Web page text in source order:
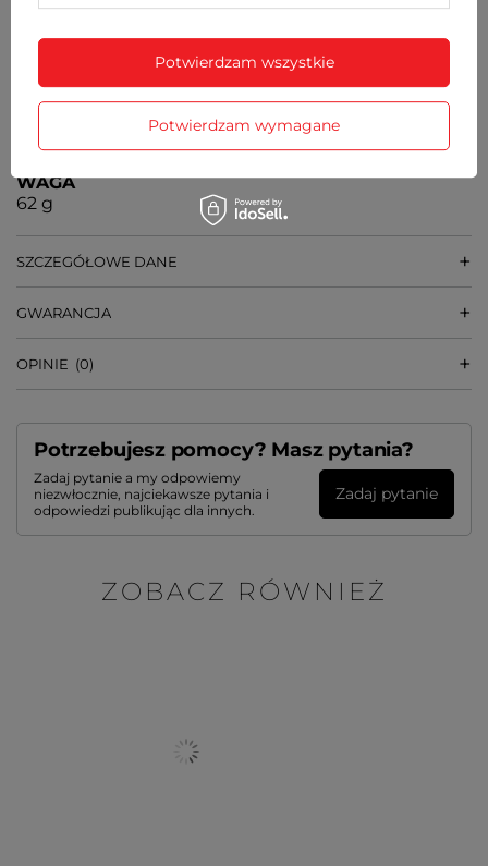
GRUBOŚĆ KOPERTY
ŚREDNICA SZKIEŁKA
36 mm
SZEROKOŚĆ BRANSOLETY PRZY KOPERCIE
18 mm
WAGA
62 g
SZCZEGÓŁOWE DANE
GWARANCJA
OPINIE (0)
Potrzebujesz pomocy? Masz pytania?
Zadaj pytanie a my odpowiemy
niezwłocznie, najciekawsze pytania i
odpowiedzi publikując dla innych.
Zadaj pytanie
ZOBACZ RÓWNIEŻ
Potwierdzam wymagane
Potwierdzam wszystkie